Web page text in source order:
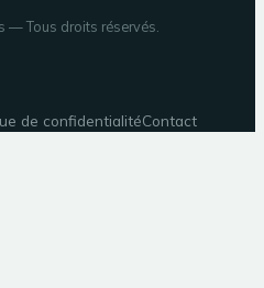
— Tous droits réservés.
de confidentialitéContact